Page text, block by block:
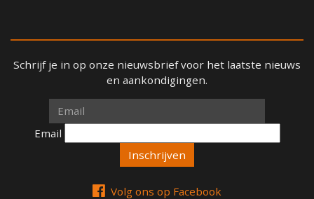
Schrijf je in op onze nieuwsbrief voor het laatste nieuws
en aankondigingen.
Email
Email
Volg ons op Facebook